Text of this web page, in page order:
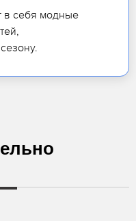
в себя модные